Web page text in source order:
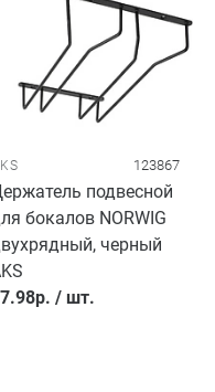
123867
подвесной
бокалов NORWIG
черный
р. / шт.